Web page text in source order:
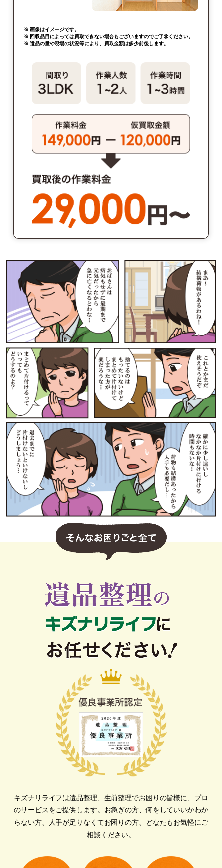
※ 画像はイメージです。
※ 回収品目によっては買取できない場合もございますのでご了承ください。
※ 遺品の量や現場の状況等により、買取金額は多少前後します。
キズナリライフは遺品整理、生前整理でお困りの皆様に、プロ
のサービスをご提供します。 お急ぎの方、何をしていいかわか
らない方、人手が足りなくてお困りの方、どなたもお気軽にご
相談ください。